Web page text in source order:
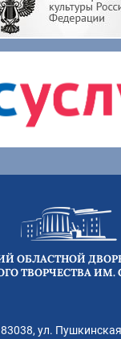
ОБЛАСТНОЙ
ТВОРЧЕСТВА ИМ.
ул.